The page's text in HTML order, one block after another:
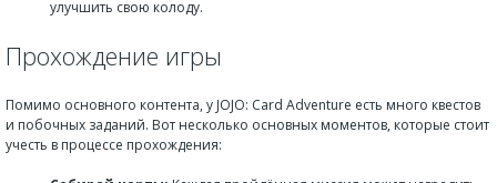
улучшить свою колоду.
Прохождение игры
Помимо основного контента, у JOJO: Card Adventure есть много квестов
и побочных заданий. Вот несколько основных моментов, которые стоит
учесть в процессе прохождения: